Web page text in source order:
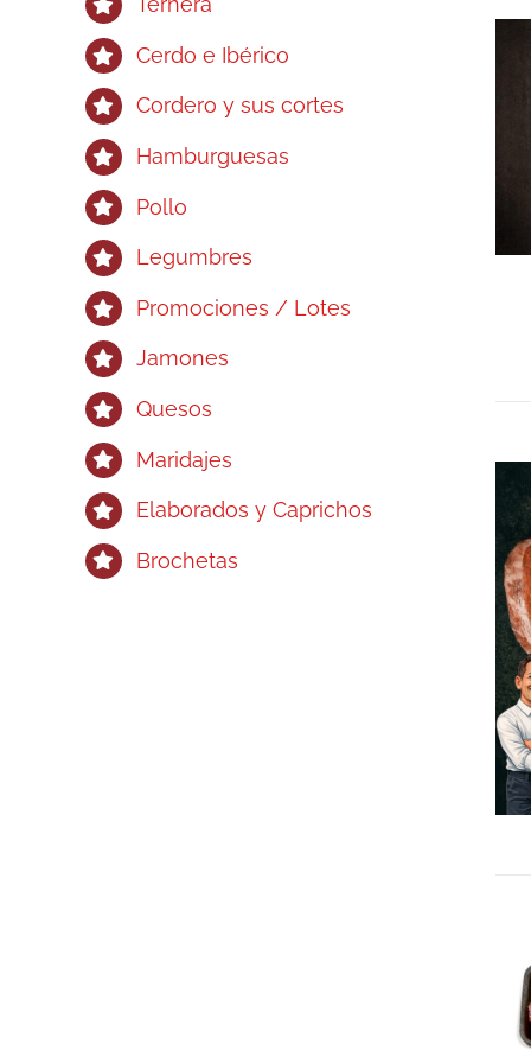
Cerdo e Ibérico
Cordero y sus cortes
Hamburguesas
Pollo
Legumbres
Promociones / Lotes
Jamones
Quesos
Maridajes
Elaborados y Caprichos
Brochetas